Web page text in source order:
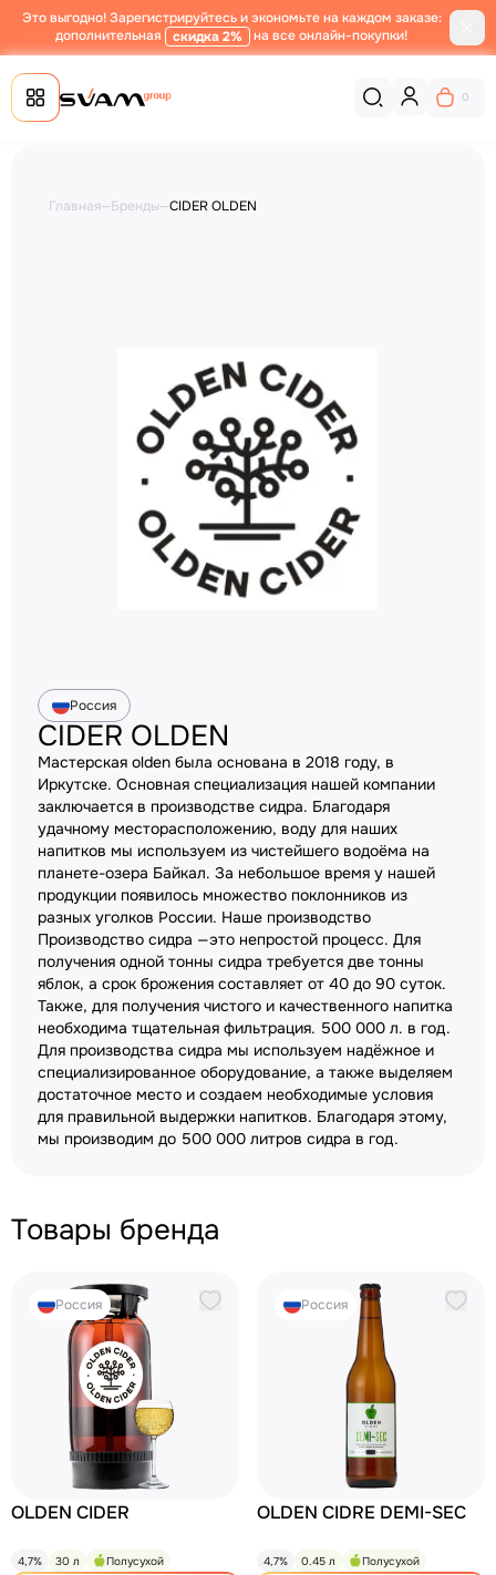
Это выгодно! Зарегистрируйтесь и экономьте на каждом заказе:
дополнительная
скидка 2% на все онлайн-покупки!
0
Главная—Бренды—CIDER OLDEN
Россия
CIDER OLDEN
Мастерская olden была основана в 2018 году, в
Иркутске. Основная специализация нашей компании
заключается в производстве сидра. Благодаря
удачному месторасположению, воду для наших
напитков мы используем из чистейшего водоёма на
планете-озера Байкал. За небольшое время у нашей
продукции появилось множество поклонников из
разных уголков России. Наше производство
Производство сидра —это непростой процесс. Для
получения одной тонны сидра требуется две тонны
яблок, а срок брожения составляет от 40 до 90 суток.
Также, для получения чистого и качественного напитка
необходима тщательная фильтрация. 500 000 л. в год.
Для производства сидра мы используем надёжное и
специализированное оборудование, а также выделяем
достаточное место и создаем необходимые условия
для правильной выдержки напитков. Благодаря этому,
мы производим до 500 000 литров сидра в год.
Товары бренда
Россия
OLDEN CIDER
4,7% 30 л Полусухой
Россия
OLDEN CIDRE DEMI-SEC
4,7% 0.45 л Полусухой